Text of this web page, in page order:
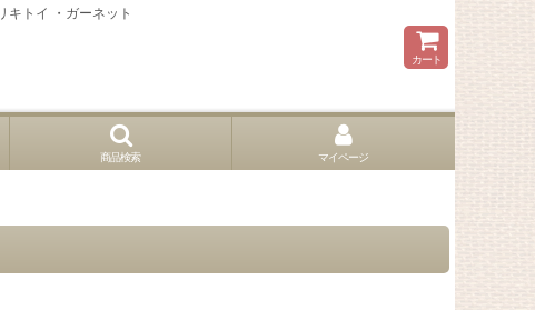
キトイ ・ガーネット
カート
商品検索 マイページ